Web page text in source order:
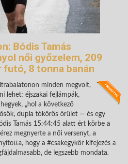
Bódis Tamás
női győzelem, 209
futó, 8 tonna banán
minden megvolt,
lehet: éjszakai fejlámpák,
„hol a következő
dupla tókörös őrület — és egy
Tamás 15:44:45 alatt ért körbe a
megnyerte a női versenyt, a
hogy a #csakegykör kifejezés a
de legszebb mondata.